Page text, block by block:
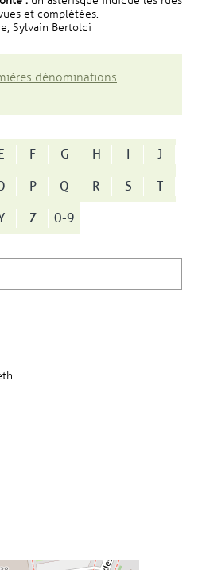
et complétées.
Sylvain Bertoldi
dénominations
F G H I
J
P Q R S
T
Z 0-9